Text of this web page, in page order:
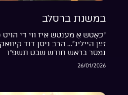
במשנת ברסלב
“כאָטש אַ מענטש איז ווי די
זײַן הייליג”… הרב ניסן דוד
נמסר בראש חודש שבט תשפ”ו
26/01/2026